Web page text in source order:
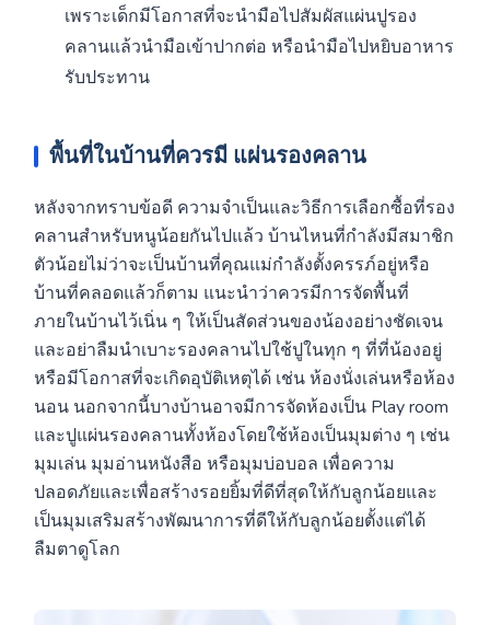
เพราะเด็กมีโอกาสที่จะนำมือไปสัมผัสแผ่นปูรอง
คลานแล้วนำมือเข้าปากต่อ หรือนำมือไปหยิบอาหาร
รับประทาน
พื้นที่ในบ้านที่ควรมี แผ่นรองคลาน
หลังจากทราบข้อดี ความจำเป็นและวิธีการเลือกซื้อที่รอง
คลานสำหรับหนูน้อยกันไปแล้ว บ้านไหนที่กำลังมีสมาชิก
ตัวน้อยไม่ว่าจะเป็นบ้านที่คุณแม่กำลังตั้งครรภ์อยู่หรือ
บ้านที่คลอดแล้วก็ตาม แนะนำว่าควรมีการจัดพื้นที่
ภายในบ้านไว้เนิ่น ๆ ให้เป็นสัดส่วนของน้องอย่างชัดเจน
และอย่าลืมนำเบาะรองคลานไปใช้ปูในทุก ๆ ที่ที่น้องอยู่
หรือมีโอกาสที่จะเกิดอุบัติเหตุได้ เช่น ห้องนั่งเล่นหรือห้อง
นอน นอกจากนี้บางบ้านอาจมีการจัดห้องเป็น Play room
และปูแผ่นรองคลานทั้งห้องโดยใช้ห้องเป็นมุมต่าง ๆ เช่น
มุมเล่น มุมอ่านหนังสือ หรือมุมบ่อบอล เพื่อความ
ปลอดภัยและเพื่อสร้างรอยยิ้มที่ดีที่สุดให้กับลูกน้อยและ
เป็นมุมเสริมสร้างพัฒนาการที่ดีให้กับลูกน้อยตั้งแต่ได้
ลืมตาดูโลก